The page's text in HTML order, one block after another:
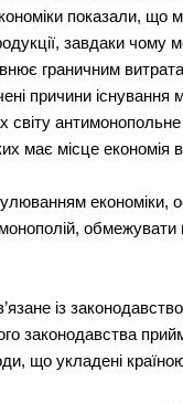
показали,
завдаки
граничним
причини існування
світу
має місце економія
економіки,
обмежувати
із
законодавства
що укладені